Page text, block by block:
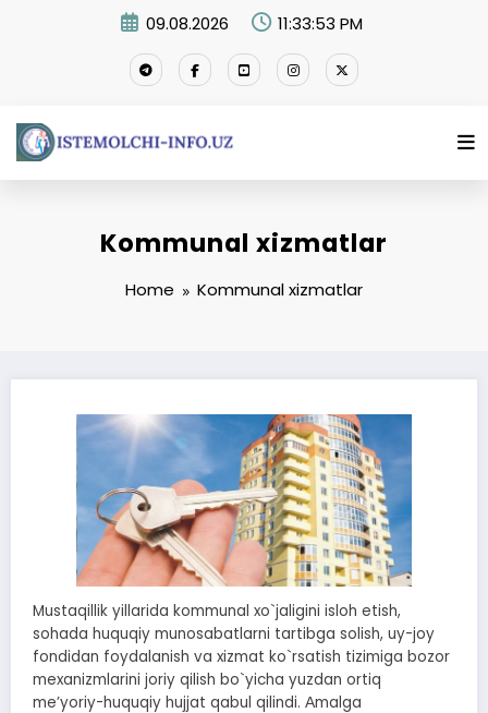
09.08.2026 11:33:54 PM
Kommunal xizmatlar
Home Kommunal xizmatlar
Mustaqillik yillarida kommunal xo`jaligini isloh etish,
sohada huquqiy munosabatlarni tartibga solish, uy-joy
fondidan foydalanish va xizmat ko`rsatish tizimiga bozor
mexanizmlarini joriy qilish bo`yicha yuzdan ortiq
meʼyoriy-huquqiy hujjat qabul qilindi. Аmalga